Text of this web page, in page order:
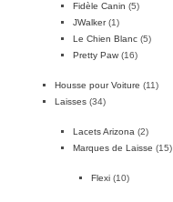
Fidèle Canin (5)
JWalker (1)
Le Chien Blanc (5)
Pretty Paw (16)
Housse pour Voiture (11)
Laisses (34)
Lacets Arizona (2)
Marques de Laisse (15)
Flexi (10)